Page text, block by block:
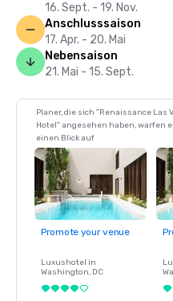
16. Sept. - 19. Nov.
Anschlusssaison
17. Apr. - 20. Mai
Nebensaison
21. Mai - 15. Sept.
Planer, die sich "Renaissance Las
Hotel" angesehen haben, warfen
einen Blick auf
Promote your venue
Luxushotel in
Washington, DC